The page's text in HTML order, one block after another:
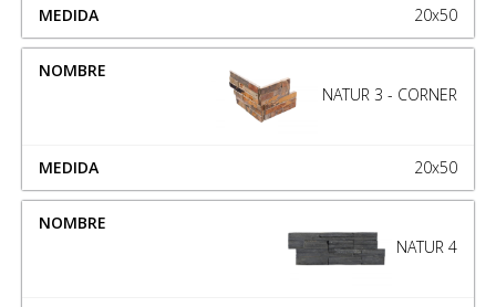
20x50
NATUR 3 - CORNER
20x50
NATUR 4